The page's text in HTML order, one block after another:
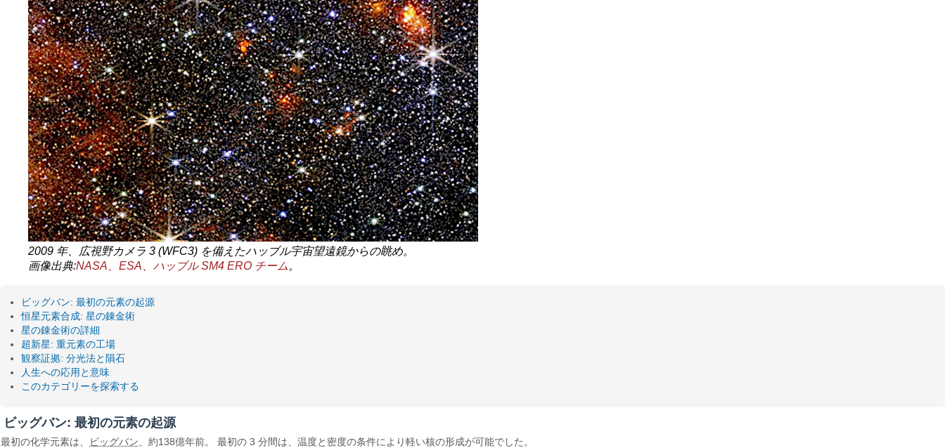
2009 年、広視野カメラ 3 (WFC3) を備えたハッブル宇宙望遠鏡からの眺め。
画像出典:NASA、ESA、ハッブル SM4 ERO チーム。
ビッグバン: 最初の元素の起源
恒星元素合成: 星の錬金術
星の錬金術の詳細
超新星: 重元素の工場
観察証拠: 分光法と隕石
人生への応用と意味
このカテゴリーを探索する
ビッグバン: 最初の元素の起源
最初の化学元素は、 ビッグバン 、約138億年前。 最初の 3 分間は、温度と密度の条件により軽い核の形成が可能でした。